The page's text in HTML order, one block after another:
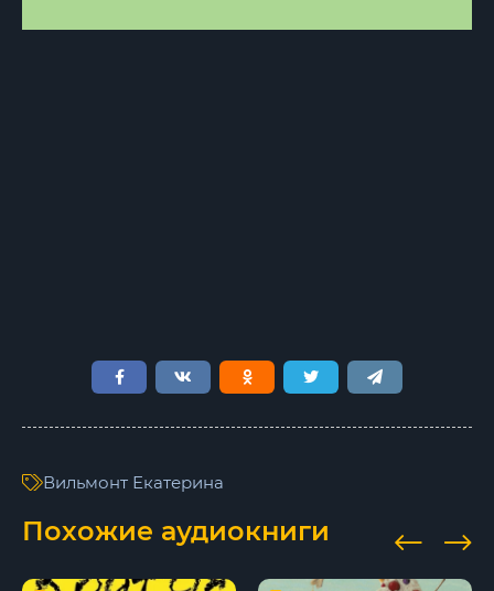
Вильмонт Екатерина
Похожие аудиокниги